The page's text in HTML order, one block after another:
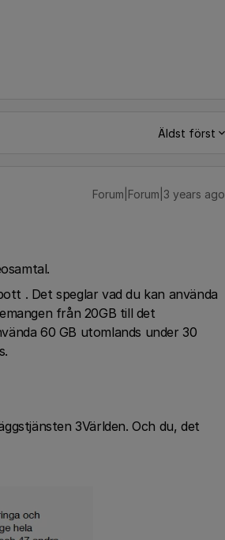
Äldst först
Forum|Forum|3 years ago
. Det speglar vad du kan använda
från 20GB till det
60 GB utomlands under 30
3Världen. Och du, det